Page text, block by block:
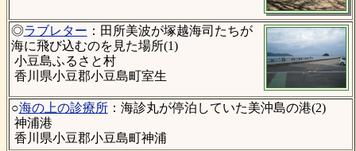
◎ラブレター ：田所美波が塚越海司たちが
海に飛び込むのを見た場所(1)
小豆島ふるさと村
香川県小豆郡小豆島町室生
○海の上の診療所：海診丸が停泊していた美沖島の港(2)
神浦港
香川県小豆郡小豆島町神浦